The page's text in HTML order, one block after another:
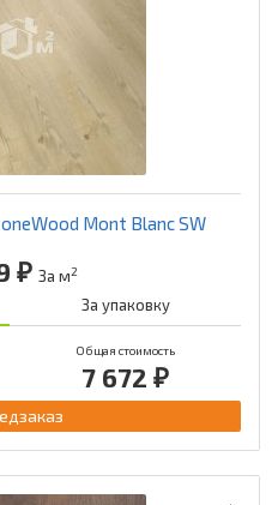
Mont Blanc SW
₽ За м2
За упаковку
Общая стоимость
7 672 ₽